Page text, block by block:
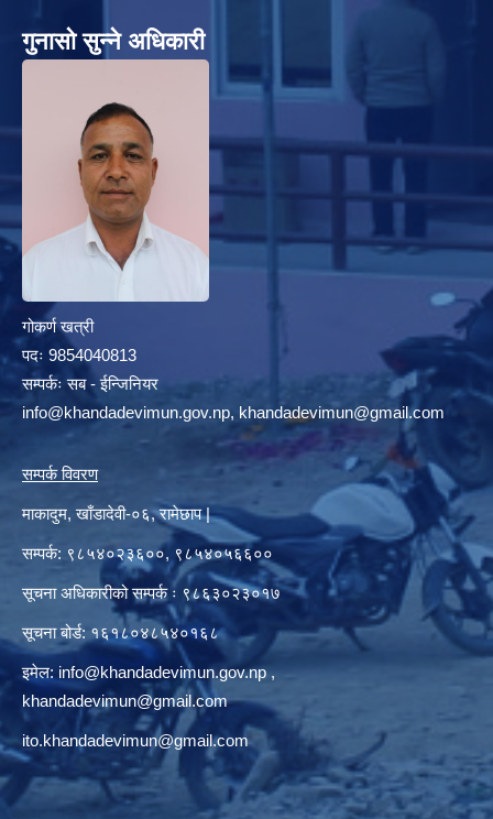
गुनासो सुन्ने अधिकारी
गोकर्ण खत्री
पदः 9854040813
सम्पर्कः सब - ईन्जिनियर
info@khandadevimun.gov.np, khandadevimun@gmail.com
सम्पर्क विवरण
माकादुम, खाँडादेवी-०६, रामेछाप |
सम्पर्क: ९८५४०२३६००, ९८५४०५६६००
सूचना अधिकारीको सम्पर्क ः ९८६३०२३०१७
सूचना बोर्ड: १६१८०४८५४०१६८
इमेल: info@khandadevimun.gov.np,
khandadevimun@gmail.com
ito.khandadevimun@gmail.com